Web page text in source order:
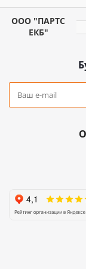
ООО "ПАРТС
ЕКБ"